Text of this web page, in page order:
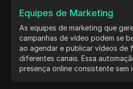
Equipes de Marketing
As equipes de marketing que
campanhas de vídeo podem se
ao agendar e publicar vídeos de
diferentes canais. Essa
presença online consistente sem